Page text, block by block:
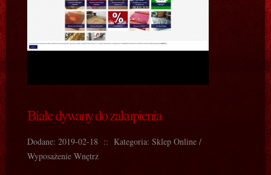
Białe dywany do zakupienia
Dodane: 2019-02-18 :: Kategoria: Sklep Online /
Wyposażenie Wnętrz